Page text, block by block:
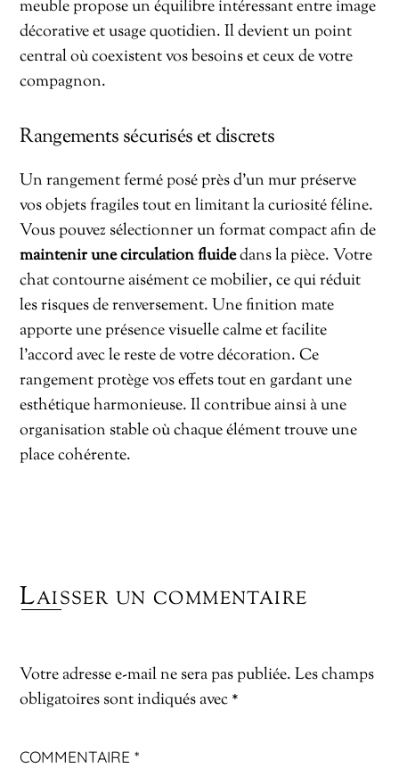
meuble propose un équilibre intéressant entre image
décorative et usage quotidien. Il devient un point
central où coexistent vos besoins et ceux de votre
compagnon.
Rangements sécurisés et discrets
Un rangement fermé posé près d’un mur préserve
vos objets fragiles tout en limitant la curiosité féline.
Vous pouvez sélectionner un format compact afin de
maintenir une circulation fluidedans la pièce. Votre
chat contourne aisément ce mobilier, ce qui réduit
les risques de renversement. Une finition mate
apporte une présence visuelle calme et facilite
l’accord avec le reste de votre décoration. Ce
rangement protège vos effets tout en gardant une
esthétique harmonieuse. Il contribue ainsi à une
organisation stable où chaque élément trouve une
place cohérente.
Laisser un commentaire
Votre adresse e-mail ne sera pas publiée. Les champs
obligatoires sont indiqués avec *
COMMENTAIRE*